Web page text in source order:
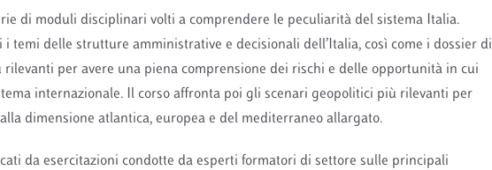
di moduli disciplinari volti a comprendere le peculiarità del sistema Italia.
temi delle strutture amministrative e decisionali dell’Italia, così come i dossier di
per avere una piena comprensione dei rischi e delle opportunità in cui
internazionale. Il corso affronta poi gli scenari geopolitici più rilevanti per
dimensione atlantica, europea e del mediterraneo allargato.
da esercitazioni condotte da esperti formatori di settore sulle principali